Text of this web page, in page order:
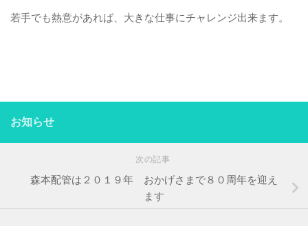
若手でも熱意があれば、大きな仕事にチャレンジ出来ます。
お知らせ
次の記事
森本配管は２０１９年 おかげさまで８０周年を迎え
ます